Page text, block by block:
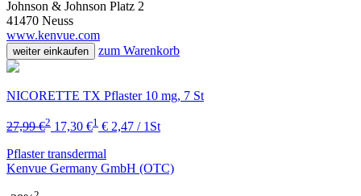
Johnson & Johnson Platz 2
41470 Neuss
www.kenvue.com
weiter einkaufen zum Warenkorb
NICORETTE TX Pflaster 10 mg, 7 St
27,99 €2 17,30 €1 € 2,47 / 1St
Pflaster transdermal
Kenvue Germany GmbH (OTC)